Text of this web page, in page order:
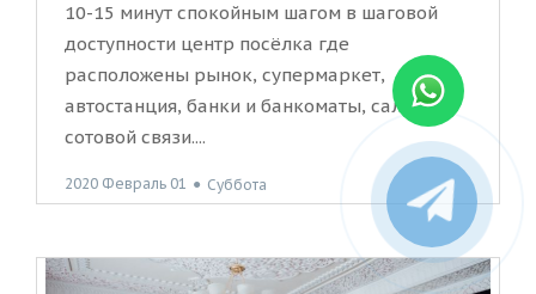
10-15 минут спокойным шагом в шаговой
доступности центр посёлка где
расположены рынок, супермаркет,
автостанция, банки и банкоматы, салоны
сотовой связи....
2020 Февраль 01 ● Суббота